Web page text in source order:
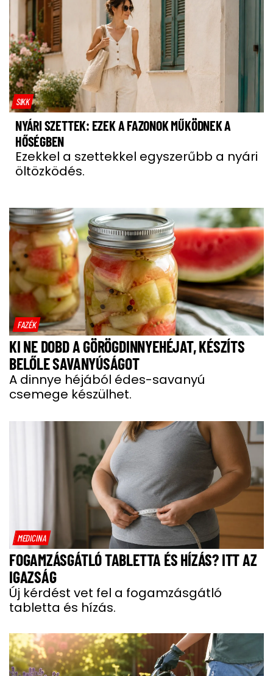
SIKK
NYÁRI SZETTEK: EZEK A FAZONOK MŰKÖDNEK A
HŐSÉGBEN
Ezekkel a szettekkel egyszerűbb a nyári
öltözködés.
FAZÉK
KI NE DOBD A GÖRÖGDINNYEHÉJAT, KÉSZÍTS
BELŐLE SAVANYÚSÁGOT
A dinnye héjából édes-savanyú
csemege készülhet.
MEDICINA
FOGAMZÁSGÁTLÓ TABLETTA ÉS HÍZÁS? ITT AZ
IGAZSÁG
Új kérdést vet fel a fogamzásgátló
tabletta és hízás.